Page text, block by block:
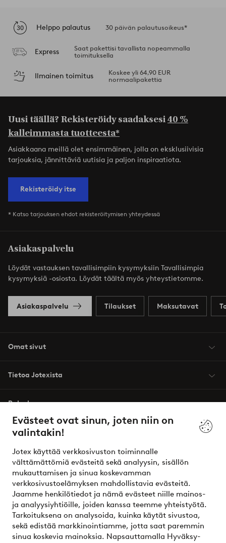
Evästeet ovat sinun, joten niin on
valintakin!
Jotex käyttää verkkosivuston toiminnalle
välttämättömiä evästeitä sekä analyysin, sisällön
mukauttamisen ja sinua koskevamman
verkkosivustoelämyksen mahdollistavia evästeitä.
Jaamme henkilötiedot ja nämä evästeet niille mainos-
ja analyysiyhtiöille, joiden kanssa teemme yhteistyötä.
Tarkoituksena on analysoida, kuinka käytät sivustoa,
sekä edistää markkinointiamme, jotta saat paremmin
sinua koskevia mainoksia. Napsauttamalla Hyväksy-
Helppo palautus 30 päivän palautusoikeus*
Express
Saat pakettisi tavallista nopeammalla
toimituksella
Ilmainen toimitus
Koskee yli 64,90 EUR
normaalipakettia
Uusi täällä? Rekisteröidy saadaksesi40 %
kalleimmasta tuotteesta*
Asiakkaana meillä olet ensimmäinen, jolla on eksklusiivisia
tarjouksia, jännittäviä uutisia ja paljon inspiraatiota.
Rekisteröidy itse
* Katso tarjouksen ehdot rekisteröitymisen yhteydessä
Asiakaspalvelu
Löydät vastauksen tavallisimpiin kysymyksiin Tavallisimpia
kysymyksiä -osiosta. Löydät täältä myös yhteystietomme.
Asiakaspalvelu Tilaukset Maksutavat
Omat sivut
Tietoa Jotexista
Palvelumme
Ehdot
Ystävät
Turvalliset maksut – maksa nyt tai erissä
Haluatko tietää lisää maksuvaihtoehdoistamme?
elpy